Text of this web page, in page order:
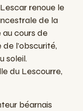
renoue le
de la
cours de
de l'obscurité,
soleil.
du Lescourre,
béarnais